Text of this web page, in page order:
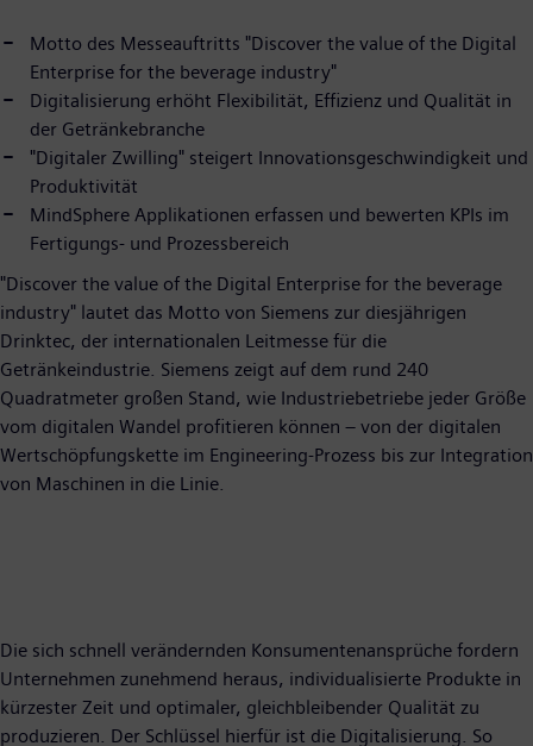
Motto des Messeauftritts "Discover the value of the Digital
Enterprise for the beverage industry"
Digitalisierung erhöht Flexibilität, Effizienz und Qualität in
der Getränkebranche
"Digitaler Zwilling" steigert Innovationsgeschwindigkeit und
Produktivität
MindSphere Applikationen erfassen und bewerten KPIs im
Fertigungs- und Prozessbereich
"Discover the value of the Digital Enterprise for the beverage
industry" lautet das Motto von Siemens zur diesjährigen
Drinktec, der internationalen Leitmesse für die
Getränkeindustrie. Siemens zeigt auf dem rund 240
Quadratmeter großen Stand, wie Industriebetriebe jeder Größe
vom digitalen Wandel profitieren können – von der digitalen
Wertschöpfungskette im Engineering-Prozess bis zur Integration
von Maschinen in die Linie.
Die sich schnell verändernden Konsumentenansprüche fordern
Unternehmen zunehmend heraus, individualisierte Produkte in
kürzester Zeit und optimaler, gleichbleibender Qualität zu
produzieren. Der Schlüssel hierfür ist die Digitalisierung. So